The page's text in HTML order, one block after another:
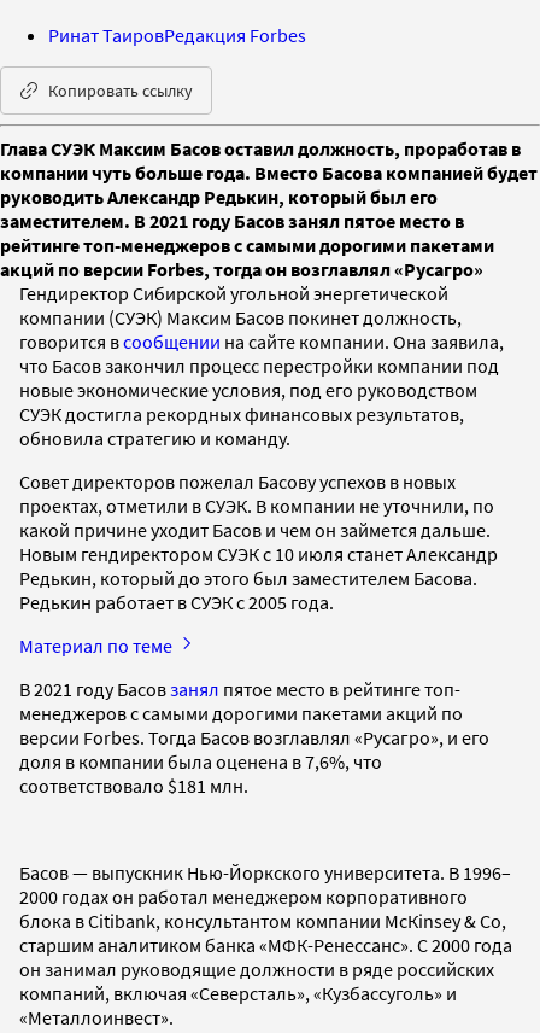
Ринат ТаировРедакция Forbes
Копировать ссылку
Глава СУЭК Максим Басов оставил должность, проработав в
компании чуть больше года. Вместо Басова компанией будет
руководить Александр Редькин, который был его
заместителем. В 2021 году Басов занял пятое место в
рейтинге топ-менеджеров с самыми дорогими пакетами
акций по версии Forbes, тогда он возглавлял «Русагро»
Гендиректор Сибирской угольной энергетической
компании (СУЭК) Максим Басов покинет должность,
говорится всообщении на сайте компании. Она заявила,
что Басов закончил процесс перестройки компании под
новые экономические условия, под его руководством
СУЭК достигла рекордных финансовых результатов,
обновила стратегию и команду.
Совет директоров пожелал Басову успехов в новых
проектах, отметили в СУЭК. В компании не уточнили, по
какой причине уходит Басов и чем он займется дальше.
Новым гендиректором СУЭК с 10 июля станет Александр
Редькин, который до этого был заместителем Басова.
Редькин работает в СУЭК с 2005 года.
Материал по теме
В 2021 году Басовзанял пятое место в рейтинге топ-
менеджеров с самыми дорогими пакетами акций по
версии Forbes. Тогда Басов возглавлял «Русагро», и его
доля в компании была оценена в 7,6%, что
соответствовало $181 млн.
Басов — выпускник Нью-Йоркского университета. В 1996–
2000 годах он работал менеджером корпоративного
блока в Citibank, консультантом компании МсКinsеy & Со,
старшим аналитиком банка «МФК-Ренессанс». С 2000 года
он занимал руководящие должности в ряде российских
компаний, включая «Северсталь», «Кузбассуголь» и
«Металлоинвест».